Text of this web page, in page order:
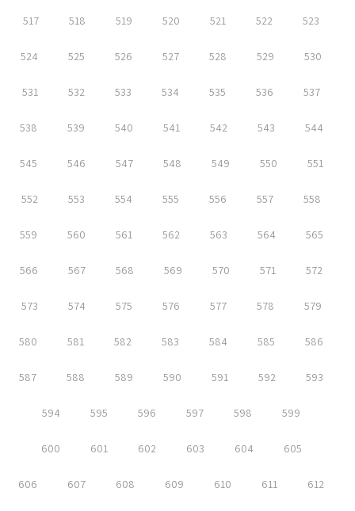
517 518 519 520 521 522 523
524 525 526 527 528 529 530
531 532 533 534 535 536 537
538 539 540 541 542 543 544
545 546 547 548 549 550 551
552 553 554 555 556 557 558
559 560 561 562 563 564 565
566 567 568 569 570 571 572
573 574 575 576 577 578 579
580 581 582 583 584 585 586
587 588 589 590 591 592 593
594 595 596 597 598 599
600 601 602 603 604 605
606 607 608 609 610 611 612